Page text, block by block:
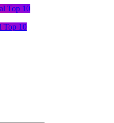
Top 10
Top 10